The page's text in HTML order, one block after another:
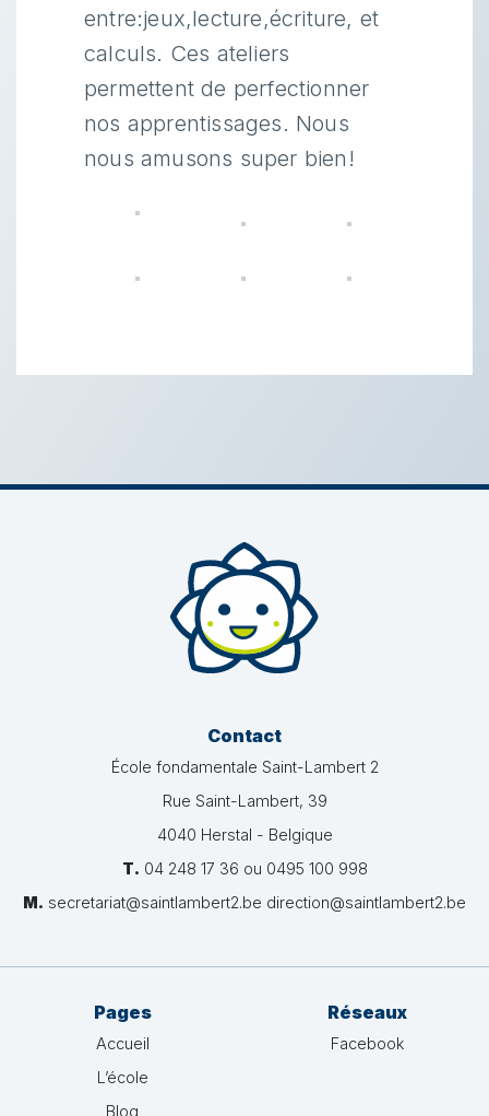
entre:jeux,lecture,écriture, et
calculs. Ces ateliers
permettent de perfectionner
nos apprentissages. Nous
nous amusons super bien!
Contact
École fondamentale Saint-Lambert 2
Rue Saint-Lambert, 39
4040 Herstal - Belgique
T. 04 248 17 36 ou 0495 100 998
M. secretariat@saintlambert2.be direction@saintlambert2.be
Pages
Accueil
L’école
Blog
Réseaux
Facebook